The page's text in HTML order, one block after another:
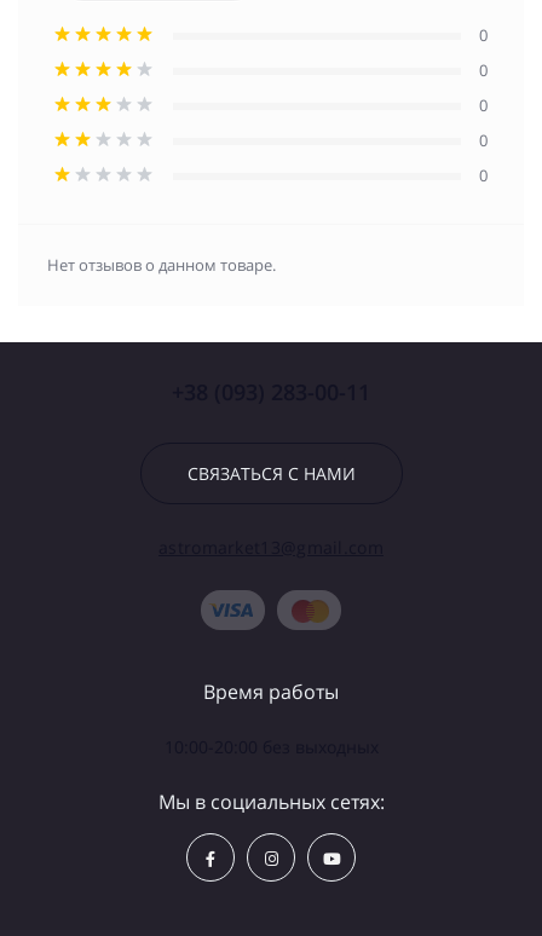
0
0
0
0
0
Нет отзывов о данном товаре.
СВЯЗАТЬСЯ С НАМИ
Время работы
Мы в социальных сетях: